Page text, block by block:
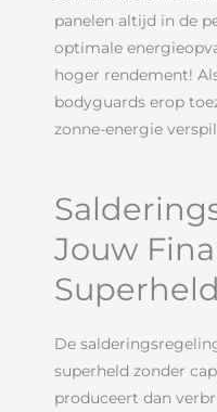
panelen altijd in de
optimale
hoger rendement!
bodyguards erop
zonne-energie
Jouw
Superheld
De
superheld zonder
produceert dan